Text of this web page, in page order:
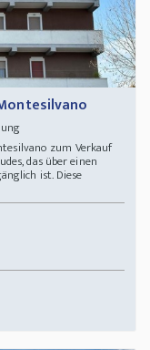
zum Verkauf
das über einen
ist. Diese